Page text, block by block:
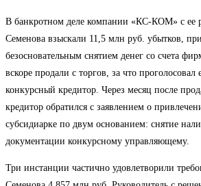
В банкротном деле компании «КС-КОМ» с ее
Семенова взыскали 11,5 млн руб. убытков,
безосновательным снятием денег со счета
вскоре продали с торгов, за что проголосовал
конкурсный кредитор. Через месяц после
кредитор обратился с заявлением о
субсидиарке по двум основанием: снятие
документации конкурсному управляющему.
Три инстанции частично удовлетворили